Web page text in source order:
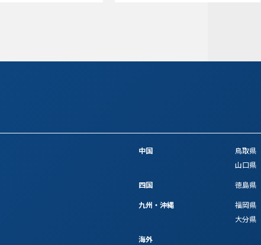
中国 鳥取県
山口県
四国
徳島県
九州・沖縄
福岡県
大分県
海外